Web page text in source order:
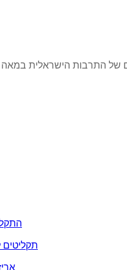
של התרבות הישראלית
100
תקליטים